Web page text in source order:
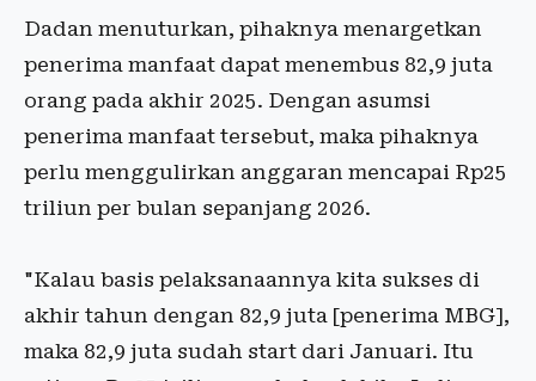
Dadan menuturkan, pihaknya menargetkan
penerima manfaat dapat menembus 82,9 juta
orang pada akhir 2025. Dengan asumsi
penerima manfaat tersebut, maka pihaknya
perlu menggulirkan anggaran mencapai Rp25
triliun per bulan sepanjang 2026.
"Kalau basis pelaksanaannya kita sukses di
akhir tahun dengan 82,9 juta [penerima MBG],
maka 82,9 juta sudah start dari Januari. Itu